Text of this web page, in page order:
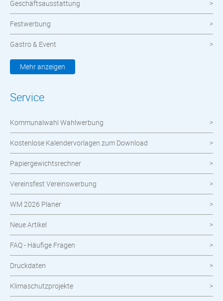
Geschäftsausstattung
Festwerbung
Gastro & Event
Kleidung & Textilien
meinOrt
Nachhaltige Produkte
Wahlen
Neuheiten im Shop
Mehr anzeigen
Service
Kommunalwahl Wahlwerbung
Kostenlose Kalendervorlagen zum Download
Papiergewichtsrechner
Vereinsfest Vereinswerbung
WM 2026 Planer
Neue Artikel
FAQ - Häufige Fragen
Druckdaten
Klimaschutzprojekte